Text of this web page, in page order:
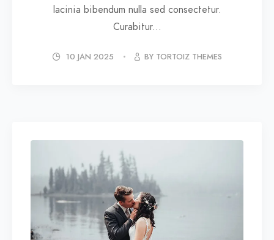
lacinia bibendum nulla sed consectetur.
Curabitur...
10 JAN 2025 BY TORTOIZ THEMES